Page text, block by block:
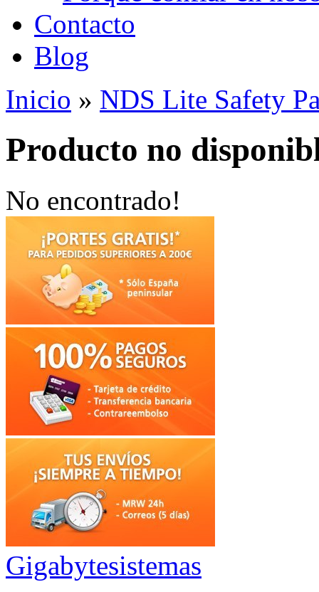
Contacto
Blog
Inicio » NDS Lite Safety
Producto no
No encontrado!
Gigabytesistemas